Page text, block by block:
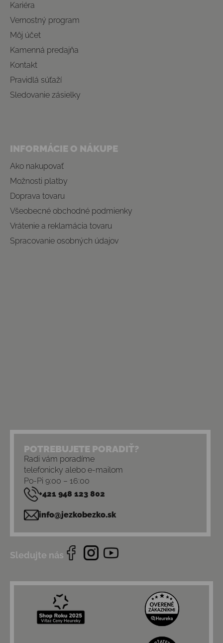
Kariéra
Vernostný program
Môj účet
Kamenná predajňa
Kontakt
Pravidlá súťaží
Sledovanie zásielky
INFORMÁCIE O NÁKUPE
Ako nakupovať
Možnosti platby
Doprava tovaru
Všeobecné obchodné podmienky
Vrátenie a reklamácia tovaru
Spracovanie osobných údajov
POTREBUJETE PORADIŤ?
Radi vám poradíme
telefonicky alebo e-mailom
Po-Pi 9:00 – 16:00
+421 948 123 802
info@jezkobezko.sk
Sledujte nás